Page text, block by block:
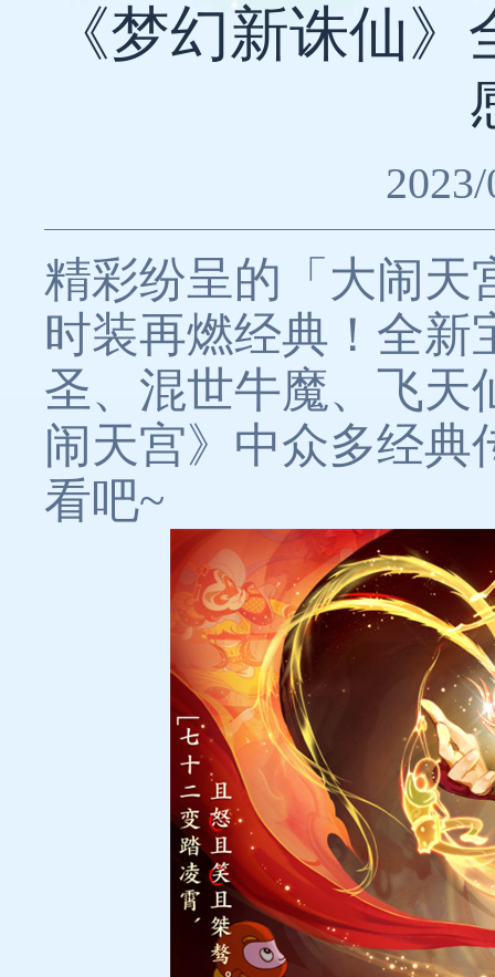
《梦幻新诛仙
精彩纷呈的「大闹天
时装再燃经典！全新
圣、混世牛魔、飞天
闹天宫》中众多经典
看吧~